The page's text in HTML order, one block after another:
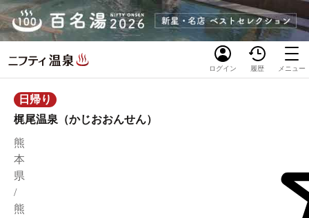
ログイン 履歴 メニュー
日帰り
梶尾温泉（かじおおんせん）
熊
本
県
/
熊